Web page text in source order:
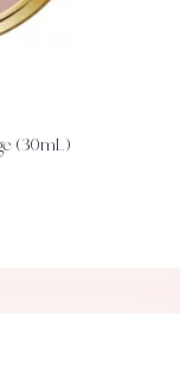
DÉTAILS
(30mL)